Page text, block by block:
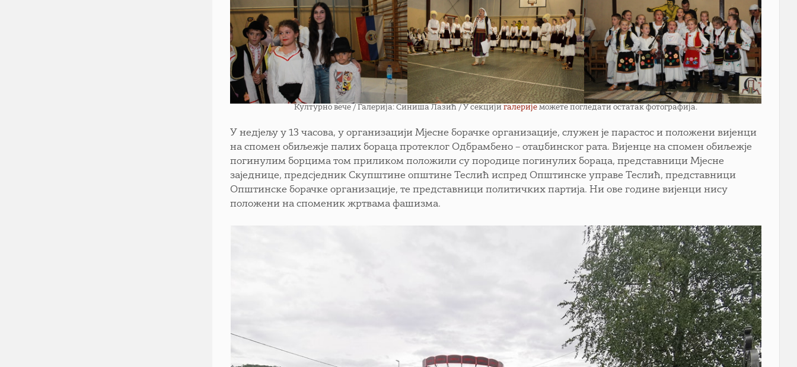
Културно вече / Галерија: Синиша Лазић / У секцијигалерије можете погледати остатак фотографија.
У недјељу у 13 часова, у организацији Мјесне борачке организације, служен је парастос и положени вијенци
на спомен обиљежје палих бораца протеклог Одбрамбено – отаџбинског рата. Вијенце на спомен обиљежје
погинулим борцима том приликом положили су породице погинулих бораца, представници Мјесне
заједнице, предсједник Скупштине општине Теслић испред Општинске управе Теслић, представници
Општинске борачке организације, те представници политичких партија. Ни ове године вијенци нису
положени на споменик жртвама фашизма.